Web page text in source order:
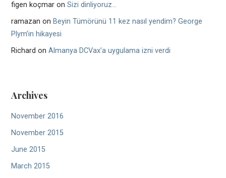
figen koçmar onSizi dinliyoruz…
ramazan on Beyin Tümörünü 11 kez nasıl yendim? George
Plym’in hikayesi
Richard onAlmanya DCVax’a uygulama izni verdi
Archives
November 2016
November 2015
June 2015
March 2015